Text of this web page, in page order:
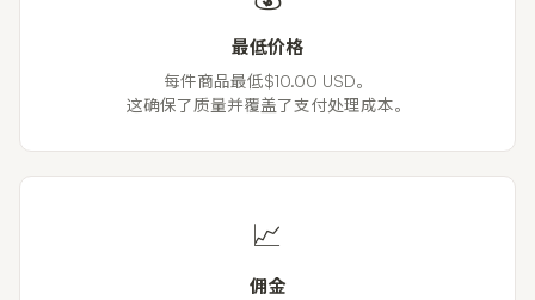
最低价格
每件商品最低$10.00 USD。
这确保了质量并覆盖了支付处理成本。
📈
佣金